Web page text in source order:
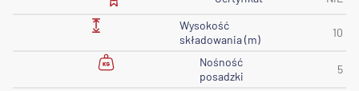
Wysokość
składowania (m)
10
Nośność
posadzki
5